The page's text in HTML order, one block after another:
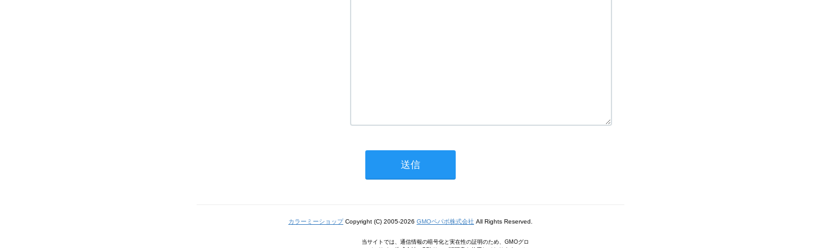
カラーミーショップCopyright (C) 2005-2026 GMOペパボ株式会社 All Rights Reserved.
当サイトでは、通信情報の暗号化と実在性の証明のため、GMOグロ